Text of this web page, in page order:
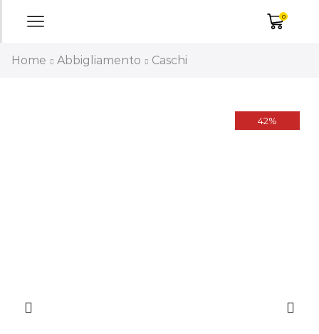
0
Home Abbigliamento Caschi
42%